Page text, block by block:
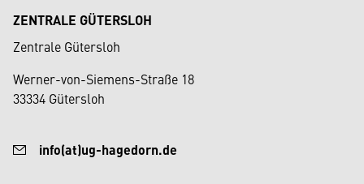
ZENTRALE GÜTERSLOH
Zentrale Gütersloh
Werner-von-Siemens-Straße 18
33334 Gütersloh
info(at)ug-hagedorn.de